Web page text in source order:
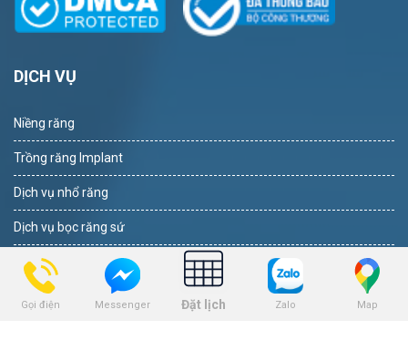
Gọi điện Messenger Đặt lịch Zalo Map
DỊCH VỤ
Niềng răng
Trồng răng Implant
Dịch vụ nhổ răng
Dịch vụ bọc răng sứ
Dịch vụ tẩy trắng răng
Dịch vụ trám răng